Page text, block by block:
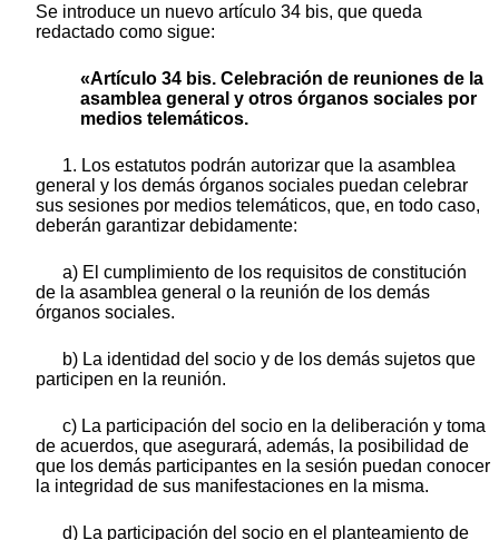
Se introduce un nuevo artículo 34 bis, que queda
redactado como sigue:
«Artículo 34 bis. Celebración de reuniones de la
asamblea general y otros órganos sociales por
medios telemáticos.
1. Los estatutos podrán autorizar que la asamblea
general y los demás órganos sociales puedan celebrar
sus sesiones por medios telemáticos, que, en todo caso,
deberán garantizar debidamente:
a) El cumplimiento de los requisitos de constitución
de la asamblea general o la reunión de los demás
órganos sociales.
b) La identidad del socio y de los demás sujetos que
participen en la reunión.
c) La participación del socio en la deliberación y toma
de acuerdos, que asegurará, además, la posibilidad de
que los demás participantes en la sesión puedan conocer
la integridad de sus manifestaciones en la misma.
d) La participación del socio en el planteamiento de